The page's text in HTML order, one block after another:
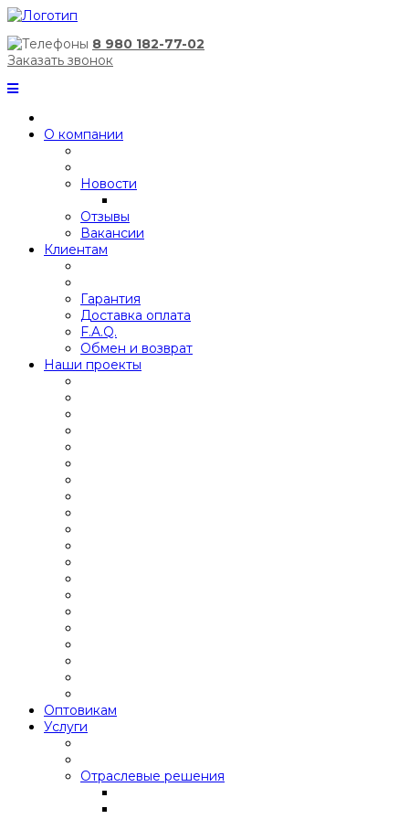
8 980 182-77-02
Заказать звонок
О компании
Новости
Отзывы
Вакансии
Клиентам
Гарантия
Доставка оплата
F.A.Q.
Обмен и возврат
Наши проекты
Оптовикам
Услуги
Отраслевые решения